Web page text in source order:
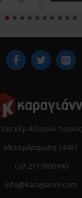
10ο χλμ Αθηνών Λαμίας
Μεταμόρφωση 14451
τηλ 2117808440
info@karagianni.com